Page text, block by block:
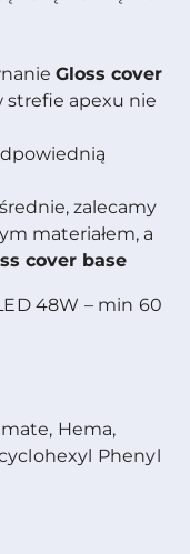
Gloss cover
strefie apexu nie
zalecamy
materiałem, a
cover base
48W – min 60
Hema,
Phenyl